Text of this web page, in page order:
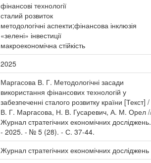
фінансові технології
сталий розвиток
методологічні аспекти;фінансова інклюзія
«зелені» інвестиції
макроекономічна стійкість
2025
Маргасова В. Г. Методологічні засади
використання фінансових технологій у
забезпеченні сталого розвитку країни [Текст] /
В. Г. Маргасова, Н. В. Гусаревич, А. М. Орел
Журнал стратегічних економічних досліджень.
- 2025. - № 5 (28). - С. 37-44.
Журнал стратегічних економічних досліджень